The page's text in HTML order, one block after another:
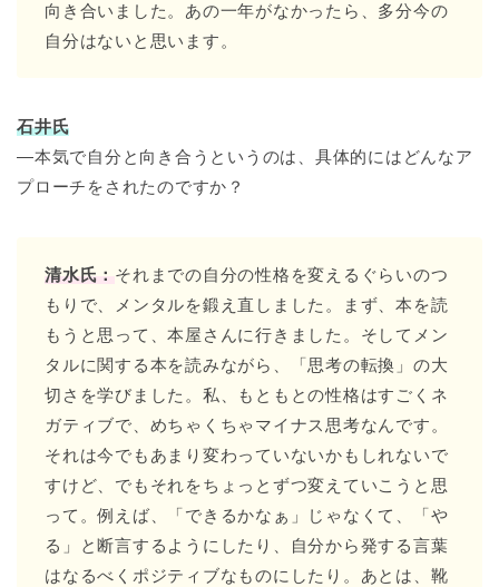
向き合いました。あの一年がなかったら、多分今の
自分はないと思います。
石井氏
―本気で自分と向き合うというのは、具体的にはどんなア
プローチをされたのですか？
清水氏： それまでの自分の性格を変えるぐらいのつ
もりで、メンタルを鍛え直しました。まず、本を読
もうと思って、本屋さんに行きました。そしてメン
タルに関する本を読みながら、「思考の転換」の大
切さを学びました。私、もともとの性格はすごくネ
ガティブで、めちゃくちゃマイナス思考なんです。
それは今でもあまり変わっていないかもしれないで
すけど、でもそれをちょっとずつ変えていこうと思
って。例えば、「できるかなぁ」じゃなくて、「や
る」と断言するようにしたり、自分から発する言葉
はなるべくポジティブなものにしたり。あとは、靴